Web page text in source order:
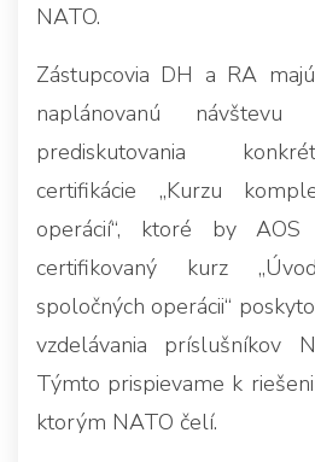
NATO.
Zástupcovia DH a RA
naplánovanú
prediskutovania
certifikácie „Kurzu
operácií“, ktoré by
certifikovaný kurz
spoločných operácii“
vzdelávania príslušníkov
Týmto prispievame k
ktorým NATO čelí.